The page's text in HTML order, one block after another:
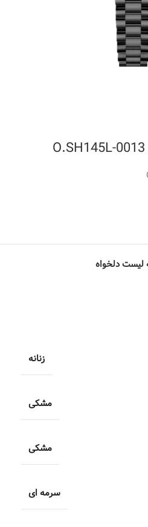
لیست دلخواه
زنانه
مشکی
مشکی
سرمه ای